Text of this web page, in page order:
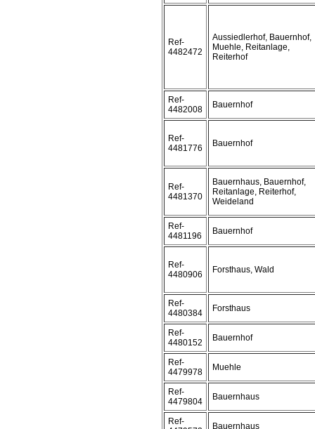
Ref-
4482472
Aussiedlerhof, Bauernhof,
Muehle, Reitanlage,
Reiterhof
Ref-
4482008
Bauernhof
Ref-
4481776
Bauernhof
Ref-
4481370
Bauernhaus, Bauernhof,
Reitanlage, Reiterhof,
Weideland
Ref-
4481196
Bauernhof
Ref-
4480906
Forsthaus, Wald
Ref-
4480384
Forsthaus
Ref-
4480152
Bauernhof
Ref-
4479978
Muehle
Ref-
4479804
Bauernhaus
Ref-
Bauernhaus